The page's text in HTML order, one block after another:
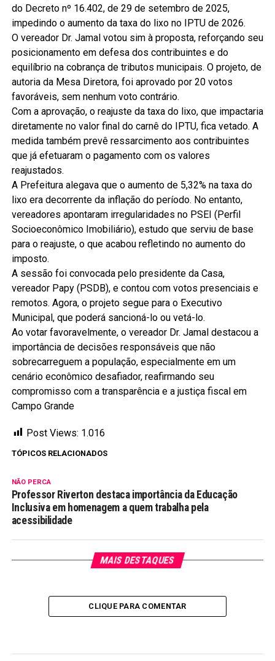
do Decreto nº 16.402, de 29 de setembro de 2025,
impedindo o aumento da taxa do lixo no IPTU de 2026.
O vereador Dr. Jamal votou sim à proposta, reforçando seu
posicionamento em defesa dos contribuintes e do
equilíbrio na cobrança de tributos municipais. O projeto, de
autoria da Mesa Diretora, foi aprovado por 20 votos
favoráveis, sem nenhum voto contrário.
Com a aprovação, o reajuste da taxa do lixo, que impactaria
diretamente no valor final do carnê do IPTU, fica vetado. A
medida também prevê ressarcimento aos contribuintes
que já efetuaram o pagamento com os valores
reajustados.
A Prefeitura alegava que o aumento de 5,32% na taxa do
lixo era decorrente da inflação do período. No entanto,
vereadores apontaram irregularidades no PSEI (Perfil
Socioeconômico Imobiliário), estudo que serviu de base
para o reajuste, o que acabou refletindo no aumento do
imposto.
A sessão foi convocada pelo presidente da Casa,
vereador Papy (PSDB), e contou com votos presenciais e
remotos. Agora, o projeto segue para o Executivo
Municipal, que poderá sancioná-lo ou vetá-lo.
Ao votar favoravelmente, o vereador Dr. Jamal destacou a
importância de decisões responsáveis que não
sobrecarreguem a população, especialmente em um
cenário econômico desafiador, reafirmando seu
compromisso com a transparência e a justiça fiscal em
Campo Grande
Post Views: 1.016
TÓPICOS RELACIONADOS
NÃO PERCA
Professor Riverton destaca importância da Educação
Inclusiva em homenagem a quem trabalha pela
acessibilidade
MAIS DESTAQUES
CLIQUE PARA COMENTAR